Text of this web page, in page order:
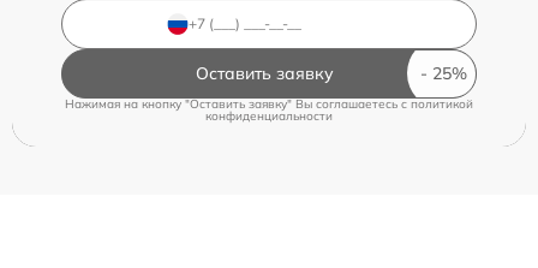
Оставить заявку
Нажимая на кнопку "Оставить заявку" Вы соглашаетесь cполитикой
конфиденциальности